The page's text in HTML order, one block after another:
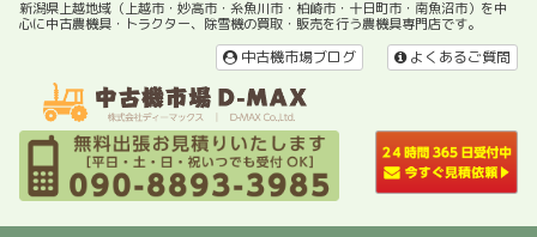
新潟県上越地域（上越市・妙高市・糸魚川市・柏崎市・十日町市・南魚沼市）を中
心に中古農機具・トラクター、除雪機の買取・販売を行う農機具専門店です。
よくあるご質問
中古機市場ブログ